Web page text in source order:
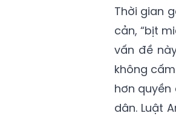
Thời gian
cản, “bịt
vấn đề
không
hơn
dân. Luật